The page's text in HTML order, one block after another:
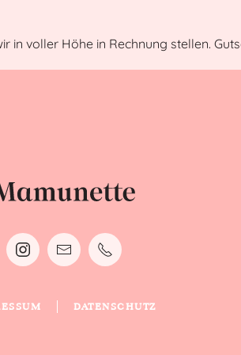
voller Höhe in Rechnung stellen.
DATENSCHUTZ